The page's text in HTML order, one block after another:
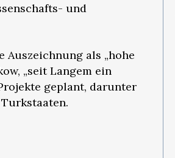
und
Auszeichnung als „hohe
„seit Langem ein
geplant, darunter